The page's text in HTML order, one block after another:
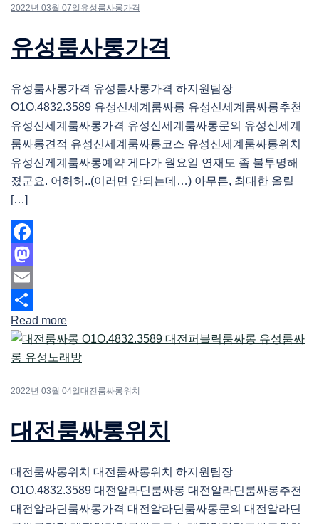
2022년 03월 07일 유성룸사롱가격
유성룸사롱가격
유성룸사롱가격 유성룸사롱가격 하지원팀장
O1O.4832.3589 유성신세계룸싸롱 유성신세계룸싸롱추천
유성신세계룸싸롱가격 유성신세계룸싸롱문의 유성신세계
룸싸롱견적 유성신세계룸싸롱코스 유성신세계룸싸롱위치
유성신게계룸싸롱예약 게다가 월요일 연재도 좀 불투명해
졌군요. 어허허..(이러면 안되는데…) 아무튼, 최대한 올릴
[…]
Facebook
Mastodon
Email
Share
Read more
2022년 03월 04일 대전룸싸롱위치
대전룸싸롱위치
대전룸싸롱위치 대전룸싸롱위치 하지원팀장
O1O.4832.3589 대전알라딘룸싸롱 대전알라딘룸싸롱추천
대전알라딘룸싸롱가격 대전알라딘룸싸롱문의 대전알라딘